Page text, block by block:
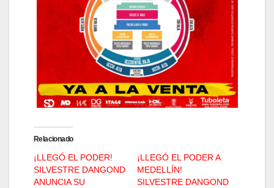
Relacionado
¡LLEGÓ EL PODER!
SILVESTRE DANGOND
ANUNCIA SU
¡LLEGÓ EL PODER A
MEDELLÍN!
SILVESTRE DANGOND